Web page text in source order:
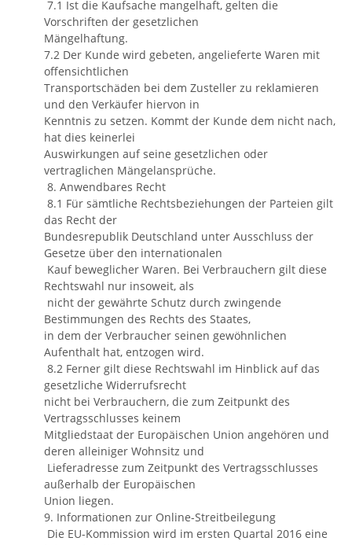
7.1 Ist die Kaufsache mangelhaft, gelten die
Vorschriften der gesetzlichen
Mängelhaftung.
7.2 Der Kunde wird gebeten, angelieferte Waren mit
offensichtlichen
Transportschäden bei dem Zusteller zu reklamieren
und den Verkäufer hiervon in
Kenntnis zu setzen. Kommt der Kunde dem nicht nach,
hat dies keinerlei
Auswirkungen auf seine gesetzlichen oder
vertraglichen Mängelansprüche.
8. Anwendbares Recht
8.1 Für sämtliche Rechtsbeziehungen der Parteien gilt
das Recht der
Bundesrepublik Deutschland unter Ausschluss der
Gesetze über den internationalen
Kauf beweglicher Waren. Bei Verbrauchern gilt diese
Rechtswahl nur insoweit, als
nicht der gewährte Schutz durch zwingende
Bestimmungen des Rechts des Staates,
in dem der Verbraucher seinen gewöhnlichen
Aufenthalt hat, entzogen wird.
8.2 Ferner gilt diese Rechtswahl im Hinblick auf das
gesetzliche Widerrufsrecht
nicht bei Verbrauchern, die zum Zeitpunkt des
Vertragsschlusses keinem
Mitgliedstaat der Europäischen Union angehören und
deren alleiniger Wohnsitz und
Lieferadresse zum Zeitpunkt des Vertragsschlusses
außerhalb der Europäischen
Union liegen.
9. Informationen zur Online-Streitbeilegung
Die EU-Kommission wird im ersten Quartal 2016 eine